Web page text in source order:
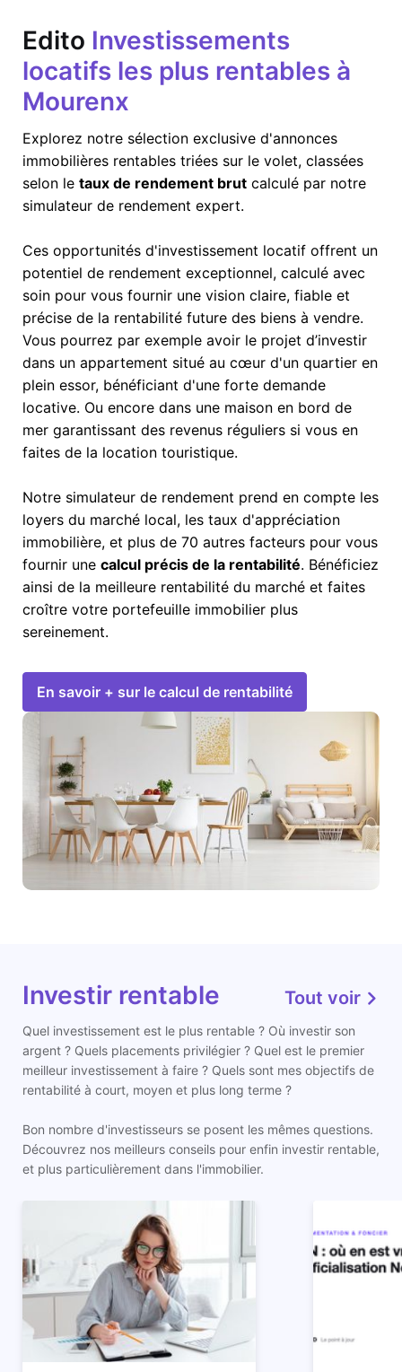
Edito Investissements
locatifs les plus rentables à
Mourenx
Explorez notre sélection exclusive d'annonces
immobilières rentables triées sur le volet, classées
selon le taux de rendement brut calculé par notre
simulateur de rendement expert.
Ces opportunités d'investissement locatif offrent un
potentiel de rendement exceptionnel, calculé avec
soin pour vous fournir une vision claire, fiable et
précise de la rentabilité future des biens à vendre.
Vous pourrez par exemple avoir le projet d’investir
dans un appartement situé au cœur d'un quartier en
plein essor, bénéficiant d'une forte demande
locative. Ou encore dans une maison en bord de
mer garantissant des revenus réguliers si vous en
faites de la location touristique.
Notre simulateur de rendement prend en compte les
loyers du marché local, les taux d'appréciation
immobilière, et plus de 70 autres facteurs pour vous
fournir une calcul précis de la rentabilité. Bénéficiez
ainsi de la meilleure rentabilité du marché et faites
croître votre portefeuille immobilier plus
sereinement.
En savoir + sur le calcul de rentabilité
Investir rentable Tout voir
Quel investissement est le plus rentable ? Où investir son
argent ? Quels placements privilégier ? Quel est le premier
meilleur investissement à faire ? Quels sont mes objectifs de
rentabilité à court, moyen et plus long terme ?
Bon nombre d'investisseurs se posent les mêmes questions.
Découvrez nos meilleurs conseils pour enfin investir rentable,
et plus particulièrement dans l'immobilier.